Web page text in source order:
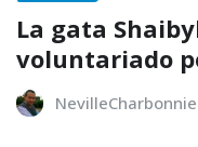
La gata
voluntariado